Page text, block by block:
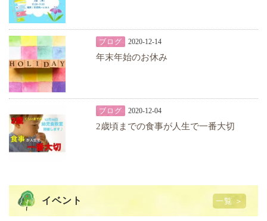
ブログ 2020-12-14
年末年始のお休み
ブログ 2020-12-04
2歳頃までの食事が人生で一番大切
イベント 一覧 ＞